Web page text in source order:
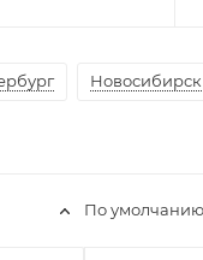
Новосибирск
По умолчанию